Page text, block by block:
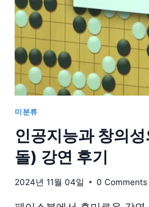
나
전
읽
어
두
면
좋
은
지
식
미분류
인공지능과 창의성
돌) 강연 후기
2024년 11월 04일 0 Comments